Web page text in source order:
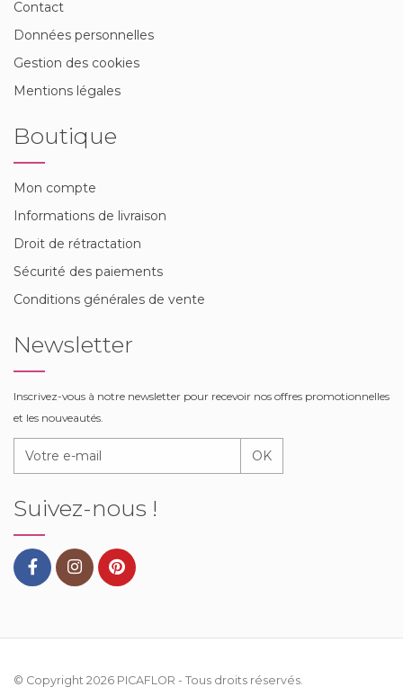
Contact
Données personnelles
Gestion des cookies
Mentions légales
Boutique
Mon compte
Informations de livraison
Droit de rétractation
Sécurité des paiements
Conditions générales de vente
Newsletter
Inscrivez-vous à notre newsletter pour recevoir nos offres promotionnelles
et les nouveautés.
OK
Suivez-nous !
© Copyright 2026 PICAFLOR - Tous droits réservés.